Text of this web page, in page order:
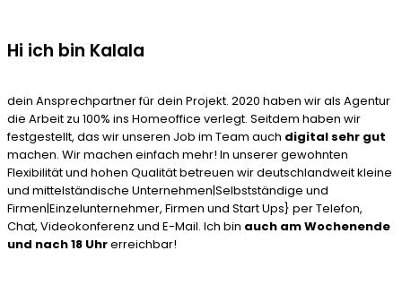
Hi ich bin Kalala
dein Ansprechpartner für dein Projekt. 2020 haben wir als Agentur
die Arbeit zu 100% ins Homeoffice verlegt. Seitdem haben wir
festgestellt, das wir unseren Job im Team auch digital sehr gut
machen. Wir machen einfach mehr! In unserer gewohnten
Flexibilität und hohen Qualität betreuen wir deutschlandweit kleine
und mittelständische Unternehmen|Selbstständige und
Firmen|Einzelunternehmer, Firmen und Start Ups} per Telefon,
Chat, Videokonferenz und E-Mail. Ich bin auch am Wochenende
und nach 18 Uhrerreichbar!